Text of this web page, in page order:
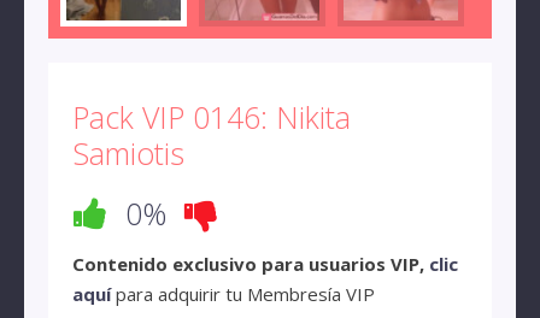
Pack VIP 0146: Nikita
Samiotis
0%
Contenido exclusivo para usuarios VIP, clic
aquípara adquirir tu Membresía VIP